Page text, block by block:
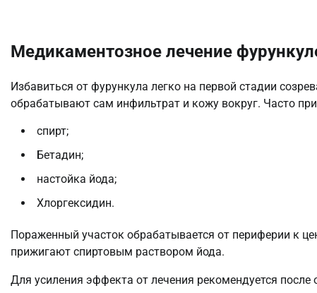
Медикаментозное лечение
Избавиться от фурункула легко на первой стадии
обрабатывают сам инфильтрат и кожу вокруг. Часто
спирт;
Бетадин;
настойка йода;
Хлоргексидин.
Пораженный участок обрабатывается от периферии к
прижигают спиртовым раствором йода.
Для усиления эффекта от лечения рекомендуется